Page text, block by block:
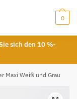
0
sich den 10 %-
Maxi Weiß und Grau